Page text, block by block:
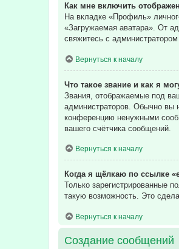
Как мне включить
На вкладке «Профиль»
«Загружаемая аватара». От
свяжитесь с
Вернуться к началу
Что такое звание и как я
Звания, отображаемые под
администраторов. Обычно вы
конференцию ненужными
вашего счётчика сообщений.
Вернуться к началу
Когда я щёлкаю по ссылке
Только зарегистрированные
такую возможность. Это
Вернуться к началу
Создание сообщений